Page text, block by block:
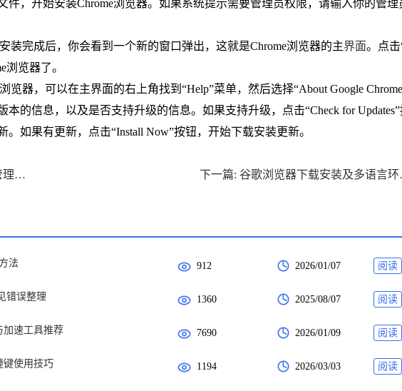
件，开始安装Chrome浏览器。如果系统提示需要管理员权限，请输入你的管理
装完成后，你会看到一个新的窗口弹出，这就是Chrome浏览器的主界面。点击
浏览器了。
览器，可以在主界面的右上角找到“Help”菜单，然后选择“About Google
的信息，以及是否支持升级的信息。如果支持升级，点击“Check for Updates”
如果有更新，点击“Install Now”按钮，开始下载安装更新。
上一篇: 谷歌浏览器移动端下载分类管理优化版下载操作经验 下一篇
法 912 2026/01/07 阅读
错误整理 1360 2025/08/07 阅读
加速工具推荐 7690 2026/01/09 阅读
键使用技巧 1194 2026/03/03 阅读